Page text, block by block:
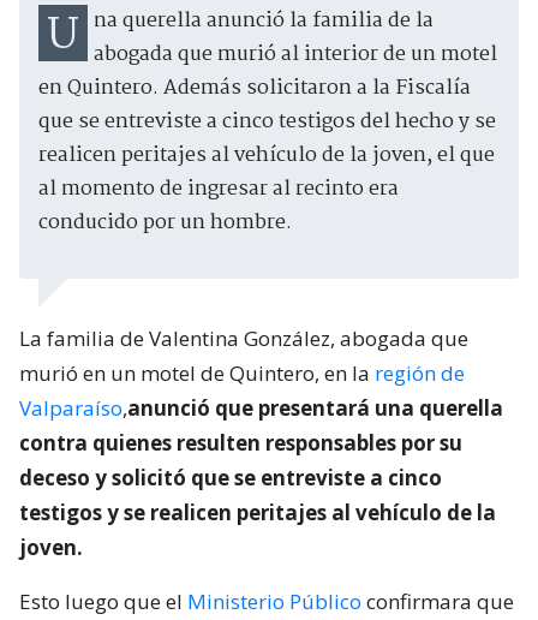
Una querella anunció la familia de la abogada que murió al interior de un motel
en Quintero. Además solicitaron a la Fiscalía
que se entreviste a cinco testigos del hecho y se
realicen peritajes al vehículo de la joven, el que
al momento de ingresar al recinto era
conducido por un hombre.
La familia de Valentina González, abogada que
murió en un motel de Quintero, en la región de
Valparaíso,anunció que presentará una querella
contra quienes resulten responsables por su
deceso y solicitó que se entreviste a cinco
testigos y se realicen peritajes al vehículo de la
joven.
Esto luego que el Ministerio Público confirmara que